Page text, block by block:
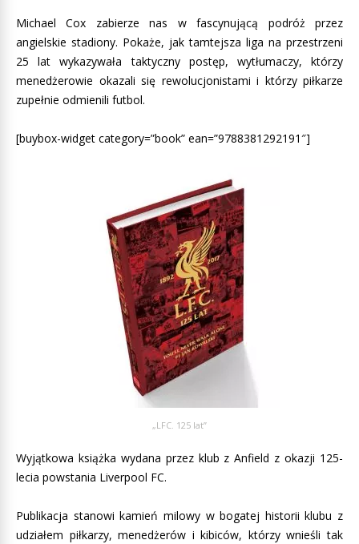
Michael Cox zabierze nas w fascynującą podróż przez
angielskie stadiony. Pokaże, jak tamtejsza liga na przestrzeni
25 lat wykazywała taktyczny postęp, wytłumaczy, którzy
menedżerowie okazali się rewolucjonistami i którzy piłkarze
zupełnie odmienili futbol.
[buybox-widget category=”book” ean=”9788381292191″]
„LFC. 125 lat”
Wyjątkowa książka wydana przez klub z Anfield z okazji 125-
lecia powstania Liverpool FC.
Publikacja stanowi kamień milowy w bogatej historii klubu z
udziałem piłkarzy, menedżerów i kibiców, którzy wnieśli tak